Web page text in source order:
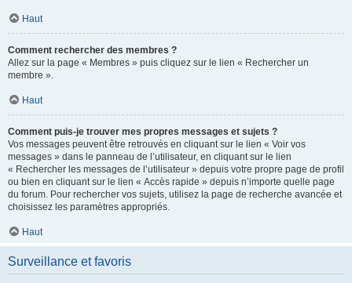
Haut
Comment rechercher des membres ?
Allez sur la page « Membres » puis cliquez sur le lien « Rechercher un
membre ».
Haut
Comment puis-je trouver mes propres messages et sujets ?
Vos messages peuvent être retrouvés en cliquant sur le lien « Voir vos
messages » dans le panneau de l’utilisateur, en cliquant sur le lien
« Rechercher les messages de l’utilisateur » depuis votre propre page de profil
ou bien en cliquant sur le lien « Accès rapide » depuis n’importe quelle page
du forum. Pour rechercher vos sujets, utilisez la page de recherche avancée et
choisissez les paramètres appropriés.
Haut
Surveillance et favoris